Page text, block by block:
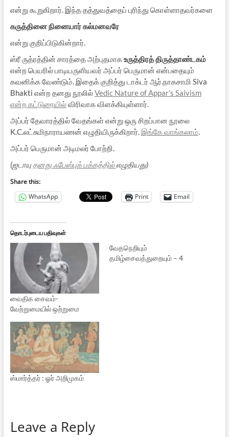
என்று கூறுகிறார். இந்த தத்துவத்தைப் புரிந்து கொள்ளாதவர்களை
கருத்தினை நினையார் கல்மனவரே
என்று குறிப்பிடுகின்றார்.
ஸ்ரீ ருத்ரத்தின் சாரத்தை அற்புதமாகஉருத்திரத் திருத்தாண்டகம்
என்ற பெயரில் பாடியருளியவர் அப்பர் பெருமான் என்பதையும்
கவனிக்க வேண்டும். இதைக் குறித்து டாக்டர் ஆர்.நாகசாமி Siva
Bhakti என்ற தனது நூலில்Vedic Nature of Appar’s Saivism
என்ற கட்டுரையில் விரிவாக விளக்கியுள்ளார்.
அப்பர் தேவாரத்தில் வேதங்கள் என்று ஒரு சிறப்பான நூலை
K.C.லட்சுமிநாராயணன் எழுதியிருக்கிறார். இங்கே வாங்கலாம்
அப்பர் பெருமான் அடிமலர் போற்றி.
(ஜடாயுதனது ஃபேஸ்புக் பக்கத்தில்எழுதியது)
Share this:
WhatsApp
Print Email
தொடர்புடைய பதிவுகள்
வைதிக சைவம்-
வேற்றுமையில் ஒற்றுமை
வேதநெறியும்
தமிழ்சைவத்துறையும் – 4
ஸ்மார்த்தர் : ஓர் அறிமுகம்
Leave a Reply